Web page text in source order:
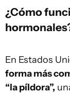
¿Cómo
En Estados
forma más
“la píldora”,